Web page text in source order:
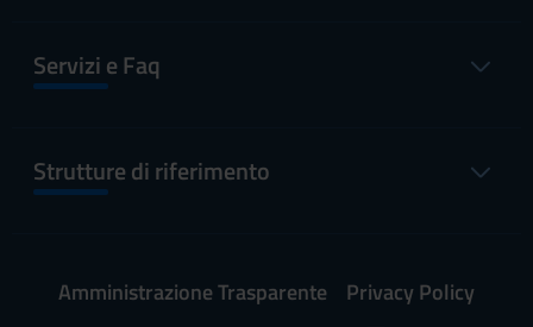
Servizi e Faq
Strutture di riferimento
Amministrazione Trasparente
Privacy Policy